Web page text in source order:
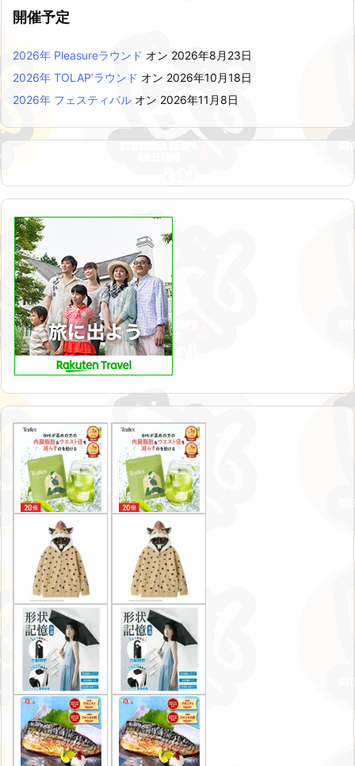
開催予定
2026年 Pleasureラウンド オン 2026年8月23日
2026年 TOLAP’ラウンド オン 2026年10月18日
2026年 フェスティバル オン 2026年11月8日